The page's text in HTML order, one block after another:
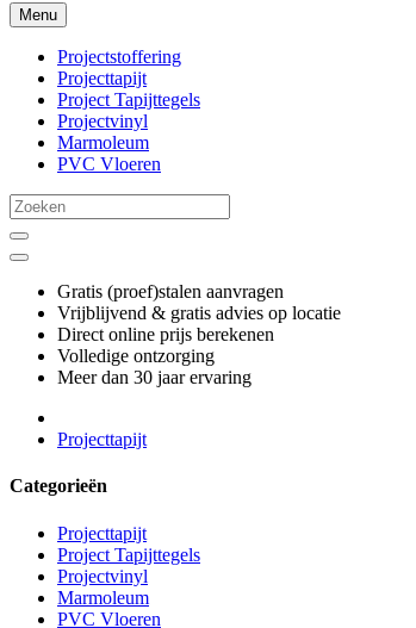
Menu
Projectstoffering
Projecttapijt
Project Tapijttegels
Projectvinyl
Marmoleum
PVC Vloeren
Gratis (proef)stalen aanvragen
Vrijblijvend & gratis advies op locatie
Direct online prijs berekenen
Volledige ontzorging
Meer dan 30 jaar ervaring
Projecttapijt
Categorieën
Projecttapijt
Project Tapijttegels
Projectvinyl
Marmoleum
PVC Vloeren